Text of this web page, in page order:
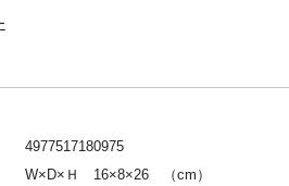
4977517180975
W×D×Ｈ 16×8×26 （cm）